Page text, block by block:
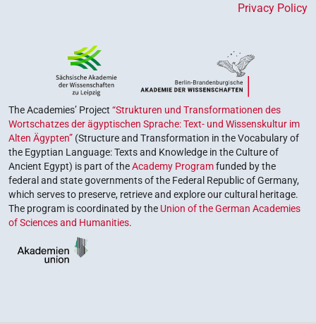
Privacy Policy
The Academies’ Project “Strukturen und Transformationen des
Wortschatzes der ägyptischen Sprache: Text- und Wissenskultur im
Alten Ägypten” (Structure and Transformation in the Vocabulary of
the Egyptian Language: Texts and Knowledge in the Culture of
Ancient Egypt) is part of theAcademy Programfunded by the
federal and state governments of the Federal Republic of Germany,
which serves to preserve, retrieve and explore our cultural heritage.
The program is coordinated by the Union of the German Academies
of Sciences and Humanities.